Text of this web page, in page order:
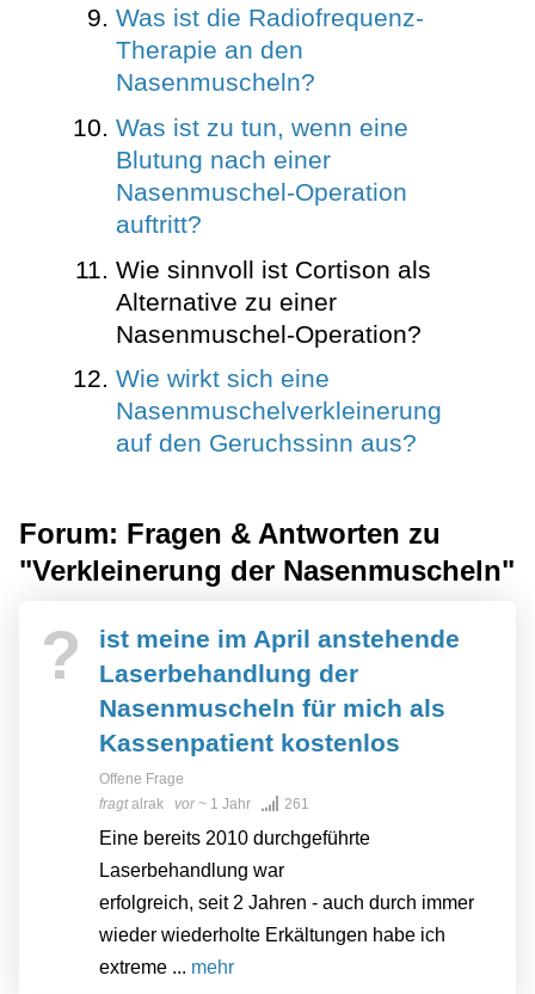
Was ist die Radiofrequenz-
Therapie an den
Nasenmuscheln?
Was ist zu tun, wenn eine
Blutung nach einer
Nasenmuschel-Operation
auftritt?
Wie sinnvoll ist Cortison als
Alternative zu einer
Nasenmuschel-Operation?
Wie wirkt sich eine
Nasenmuschelverkleinerung
auf den Geruchssinn aus?
Forum: Fragen & Antworten zu
"Verkleinerung der Nasenmuscheln"
?
ist meine im April anstehende
Laserbehandlung der
Nasenmuscheln für mich als
Kassenpatient kostenlos
Offene Frage
fragtalrak vor~ 1 Jahr 261
Eine bereits 2010 durchgeführte
Laserbehandlung war
erfolgreich, seit 2 Jahren - auch durch immer
wieder wiederholte Erkältungen habe ich
extreme ... mehr